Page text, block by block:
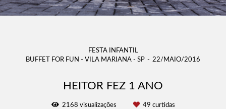
FESTA INFANTIL
BUFFET FOR FUN - VILA MARIANA - SP
22/MAIO/2016
HEITOR FEZ 1 ANO
2168 visualizações 49 curtidas